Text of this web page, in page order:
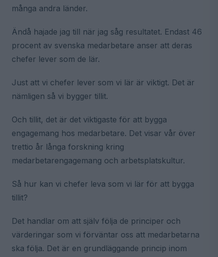
många andra länder.
Ändå hajade jag till när jag såg resultatet. Endast 46
procent av svenska medarbetare anser att deras
chefer lever som de lär.
Just att vi chefer lever som vi lär är viktigt. Det är
nämligen så vi bygger tillit.
Och tillit, det är det viktigaste för att bygga
engagemang hos medarbetare. Det visar vår över
trettio år långa forskning kring
medarbetarengagemang och arbetsplatskultur.
Så hur kan vi chefer leva som vi lär för att bygga
tillit?
Det handlar om att själv följa de principer och
värderingar som vi förväntar oss att medarbetarna
ska följa. Det är en grundläggande princip inom